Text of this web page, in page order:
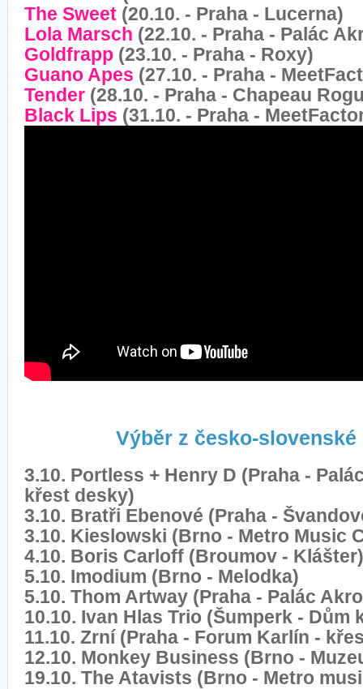
The Sweet (20.10. - Praha - Lucerna)
Lola Marsch (22.10. - Praha - Palác
Goldfrapp (23.10. - Praha - Roxy)
Guano Apes (27.10. - Praha -
Tender (28.10. - Praha - Chapeau
Black Lips (31.10. - Praha -
Výběr z česko-slovenské
3.10. Portless + Henry D (Praha -
křest desky)
3.10. Bratři Ebenové (Praha -
3.10. Kieslowski (Brno - Metro Music
4.10. Boris Carloff (Broumov - Klášter)
5.10. Imodium (Brno - Melodka)
5.10. Thom Artway (Praha - Palác
10.10. Ivan Hlas Trio (Šumperk - Dům
11.10. Zrní (Praha - Forum Karlín -
12.10. Monkey Business (Brno -
19.10. The Atavists (Brno - Metro